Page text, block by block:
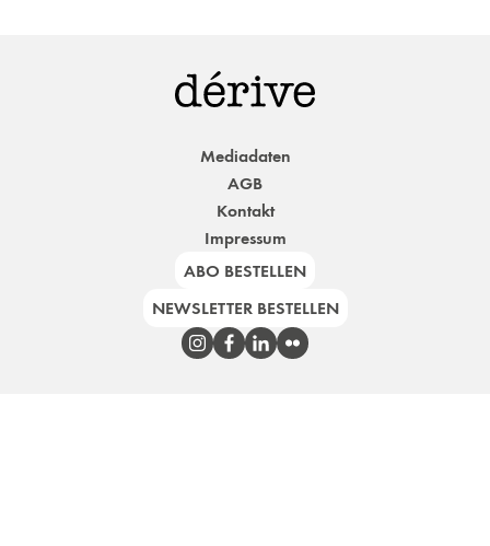
Mediadaten
AGB
Kontakt
Impressum
ABO BESTELLEN
NEWSLETTER BESTELLEN